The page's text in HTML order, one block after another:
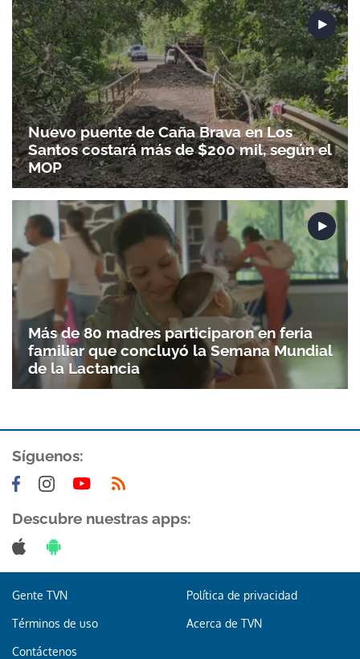
Gracias por suscribirte a nuestro boletín.
ACEPTAR
Nuevo puente de Caña Brava en Los
Santos costará más de $200 mil, según el
MOP
Más de 80 madres participaron en feria
familiar que concluyó la Semana Mundial
de la Lactancia
Síguenos:
Descubre nuestras apps:
Gente TVN Política de privacidad
Términos de uso Acerca de TVN
Contáctenos